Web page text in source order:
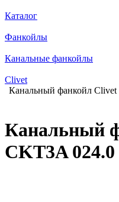
Каталог
Фанкойлы
Канальные фанкойлы
Clivet
Канальный фанкойл
Канальный
CKT3A